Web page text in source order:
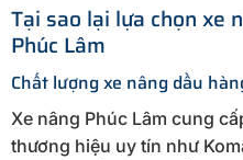
Tại sao lại lựa chọn xe
Phúc Lâm
Chất lượng xe nâng dầu
Xe nâng Phúc Lâm cung
thương hiệu uy tín như